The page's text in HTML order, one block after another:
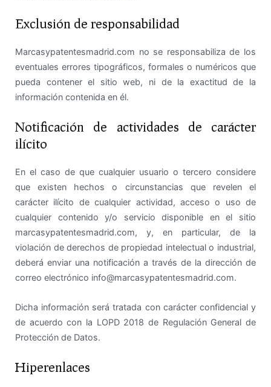
Exclusión de responsabilidad
Marcasypatentesmadrid.com no se responsabiliza de los
eventuales errores tipográficos, formales o numéricos que
pueda contener el sitio web, ni de la exactitud de la
información contenida en él.
Notificación de actividades de carácter
ilícito
En el caso de que cualquier usuario o tercero considere
que existen hechos o circunstancias que revelen el
carácter ilícito de cualquier actividad, acceso o uso de
cualquier contenido y/o servicio disponible en el sitio
marcasypatentesmadrid.com, y, en particular, de la
violación de derechos de propiedad intelectual o industrial,
deberá enviar una notificación a través de la dirección de
correo electrónico info@marcasypatentesmadrid.com.
Dicha información será tratada con carácter confidencial y
de acuerdo con la LOPD 2018 de Regulación General de
Protección de Datos.
Hiperenlaces